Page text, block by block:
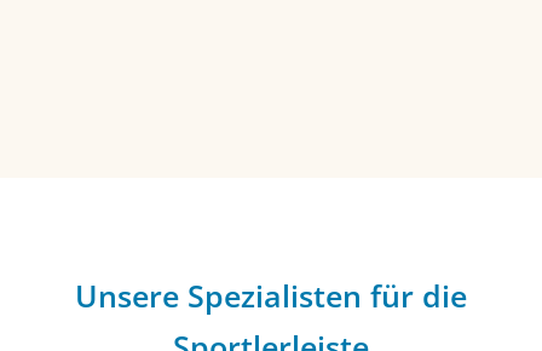
Unsere Spezialisten für die